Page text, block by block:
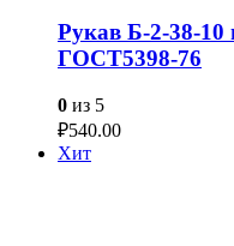
Рукав Б-2-38-
ГОСТ5398-76
0 из 5
₽540.00
Хит